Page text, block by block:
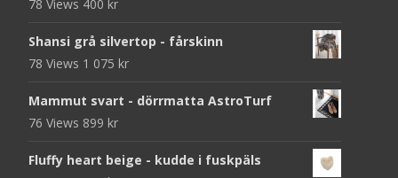
475 kr.
78 Views 400 kr
Shansi grå silvertop - fårskinn
78 Views 1 075 kr
Mammut svart - dörrmatta AstroTurf
76 Views 899 kr
Fluffy heart beige - kudde i fuskpäls